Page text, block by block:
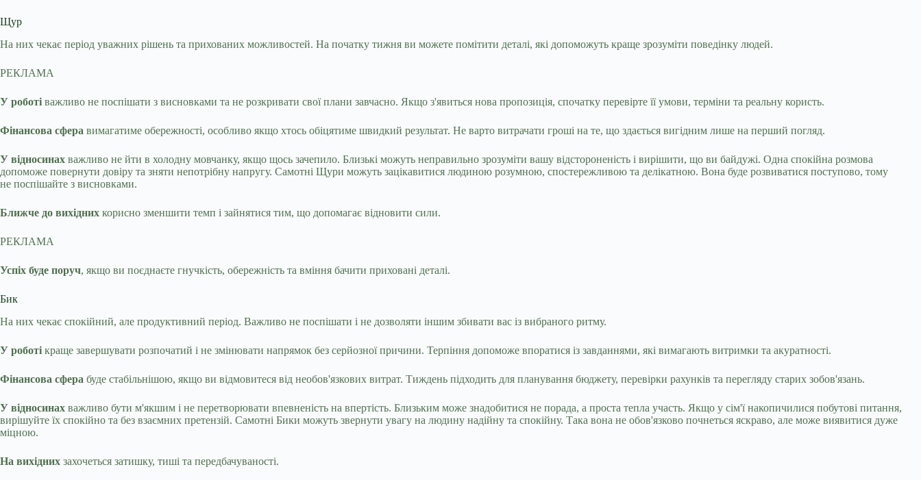
Щур
На них чекає період уважних рішень та прихованих можливостей. На початку тижня ви можете помітити деталі, які допоможуть краще зрозуміти поведінку людей.
РЕКЛАМА
У роботі важливо не поспішати з висновками та не розкривати свої плани завчасно. Якщо з'явиться нова пропозиція, спочатку перевірте її умови, терміни та реальну користь.
Фінансова сфера вимагатиме обережності, особливо якщо хтось обіцятиме швидкий результат. Не варто витрачати гроші на те, що здається вигідним лише на перший погляд.
У відносинах важливо не йти в холодну мовчанку, якщо щось зачепило. Близькі можуть неправильно зрозуміти вашу відстороненість і вирішити, що ви байдужі. Одна спокійна розмова
допоможе повернути довіру та зняти непотрібну напругу. Самотні Щури можуть зацікавитися людиною розумною, спостережливою та делікатною. Вона буде розвиватися поступово, тому
не поспішайте з висновками.
Ближче до вихідних корисно зменшити темп і зайнятися тим, що допомагає відновити сили.
РЕКЛАМА
Успіх буде поруч, якщо ви поєднаєте гнучкість, обережність та вміння бачити приховані деталі.
Бик
На них чекає спокійний, але продуктивний період. Важливо не поспішати і не дозволяти іншим збивати вас із вибраного ритму.
У роботі краще завершувати розпочатий і не змінювати напрямок без серйозної причини. Терпіння допоможе впоратися із завданнями, які вимагають витримки та акуратності.
Фінансова сфера буде стабільнішою, якщо ви відмовитеся від необов'язкових витрат. Тиждень підходить для планування бюджету, перевірки рахунків та перегляду старих зобов'язань.
У відносинах важливо бути м'якшим і не перетворювати впевненість на впертість. Близьким може знадобитися не порада, а проста тепла участь. Якщо у сім'ї накопичилися побутові питання,
вирішуйте їх спокійно та без взаємних претензій. Самотні Бики можуть звернути увагу на людину надійну та спокійну. Така вона не обов'язково почнеться яскраво, але може виявитися дуже
міцною.
На вихідних захочеться затишку, тиші та передбачуваності.